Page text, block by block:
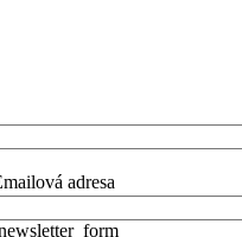
adresa